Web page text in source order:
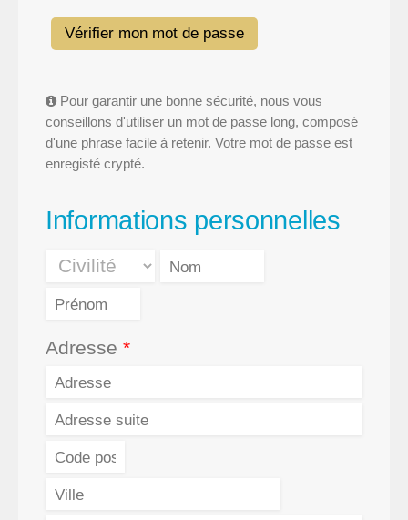
Vérifier mon mot de passe
Pour garantir une bonne sécurité, nous vous
conseillons d'utiliser un mot de passe long, composé
d'une phrase facile à retenir. Votre mot de passe est
enregisté crypté.
Informations personnelles
Adresse